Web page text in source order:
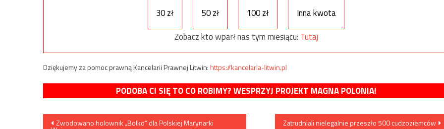
30 zł
50 zł 100 zł
Inna kwota
Zobacz kto wparł nas tym miesiącu: Tutaj
Dziękujemy za pomoc prawną Kancelarii Prawnej Litwin:https://kancelaria-litwin.pl
PODOBA CI SIĘ TO CO ROBIMY? WESPRZYJ PROJEKT MAGNA POLONIA!
Nawigacja
Zwodowano holownik „Bolko” dla Polskiej Marynarki Zatrudniali nielegalnie przeszło 500 cudzoziemców